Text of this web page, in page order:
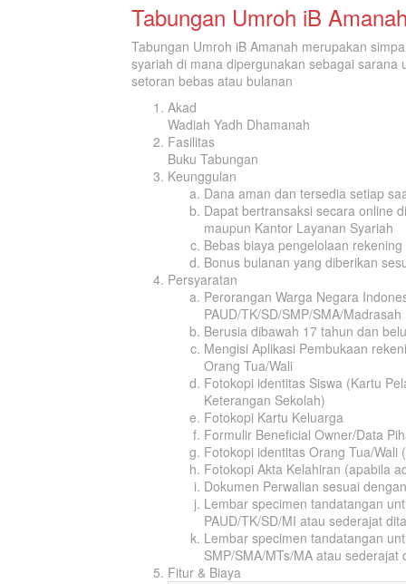
Tabungan Umroh iB
Tabungan Umroh iB Amanah merupakan
syariah di mana dipergunakan sebagai
setoran bebas atau bulanan
Akad
Wadiah Yadh Dhamanah
Fasilitas
Buku Tabungan
Keunggulan
Dana aman dan tersedia setiap
Dapat bertransaksi secara online
maupun Kantor Layanan Syariah
Bebas biaya pengelolaan
Bonus bulanan yang diberikan
Persyaratan
Perorangan Warga Negara
PAUD/TK/SD/SMP/SMA/
Berusia dibawah 17 tahun dan
Mengisi Aplikasi Pembukaan
Orang Tua/Wali
Fotokopi identitas Siswa (Kartu
Keterangan Sekolah)
Fotokopi Kartu Keluarga
Formulir Beneficial Owner/Data
Fotokopi identitas Orang Tua/Wali
Fotokopi Akta Kelahiran (apabila
Dokumen Perwalian sesuai
Lembar specimen tandatangan
PAUD/TK/SD/MI atau sederajat
Lembar specimen tandatangan
SMP/SMA/MTs/MA atau
Fitur & Biaya